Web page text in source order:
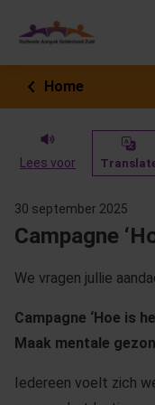
Als de resultaten voor
Home
Lees voor
30 september 2025
Campagne
We vragen jullie
Campagne ‘Hoe is
Maak mentale
Iedereen voelt zich